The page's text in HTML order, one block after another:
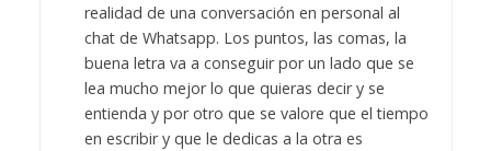
realidad de una conversación en personal al
chat de Whatsapp. Los puntos, las comas, la
buena letra va a conseguir por un lado que se
lea mucho mejor lo que quieras decir y se
entienda y por otro que se valore que el tiempo
en escribir y que le dedicas a la otra es